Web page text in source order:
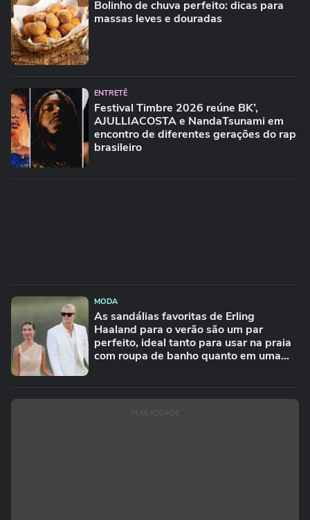
Bolinho de chuva perfeito: dicas para
massas leves e douradas
ENTRETÊ
Festival Timbre 2026 reúne BK’,
AJULLIACOSTA e NandaTsunami em
encontro de diferentes gerações do rap
brasileiro
MODA
As sandálias favoritas de Erling
Haaland para o verão são um par
perfeito, ideal tanto para usar na praia
com roupa de banho quanto em uma
PUBLICIDADE